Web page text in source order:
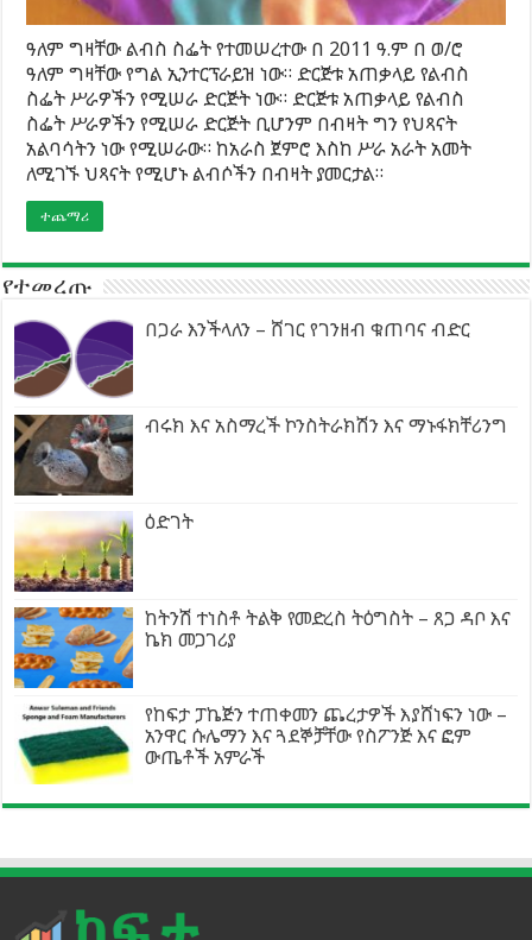
ዓለም ግዛቸው ልብስ ስፌት የተመሠረተው በ 2011 ዓ.ም በ ወ/ሮ
ዓለም ግዛቸው የግል ኢንተርፕራይዝ ነው። ድርጅቱ አጠቃላይ የልብስ
ስፌት ሥራዎችን የሚሠራ ድርጅት ነው። ድርጅቱ አጠቃላይ የልብስ
ስፌት ሥራዎችን የሚሠራ ድርጅት ቢሆንም በብዛት ግን የህጻናት
አልባሳትን ነው የሚሠራው። ከአራስ ጀምሮ እስከ ሥራ አራት አመት
ለሚገኙ ህጻናት የሚሆኑ ልብሶችን በብዛት ያመርታል።
ተጨማሪ
የተመረጡ
በጋራ እንችላለን – ሸገር የገንዘብ ቁጠባና ብድር
ብሩክ እና አስማረች ኮንስትራክሽን እና ማኑፋክቸሪንግ
ዕድገት
ከትንሽ ተነስቶ ትልቅ የመድረስ ትዕግስት – ጸጋ ዳቦ እና
ኬክ መጋገሪያ
የከፍታ ፓኬጅን ተጠቀመን ጨረታዎች እያሸነፍን ነው –
አንዋር ሱሌማን እና ጓደኞቻቸው የስፖንጅ እና ፎም
ውጤቶች አምራች